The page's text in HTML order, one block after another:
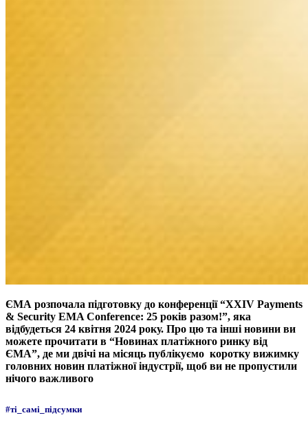
ЄМА розпочала підготовку до конференції“XXIV Payments
& Security EMA Conference: 25 років разом!”, яка
відбудеться 24 квітня 2024 року. Про цю та інші новини ви
можете прочитати в “Новинах платіжного ринку від
ЄМА”, де ми двічі на місяць публікуємо коротку вижимку
головних новин платіжної індустрії, щоб ви не пропустили
нічого важливого
#ті_самі_підсумки